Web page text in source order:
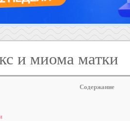
и миома матки
Содержание